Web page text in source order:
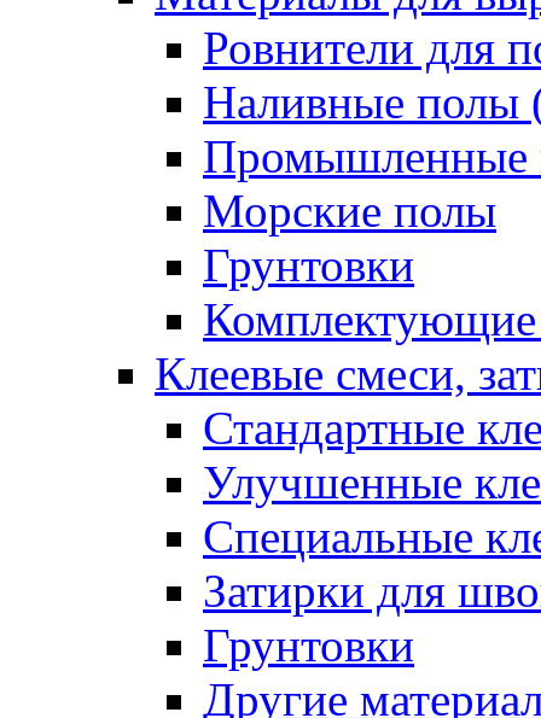
Ровнители для
Наливные полы
Промышленные
Морские полы
Грунтовки
Клеевые смеси,
Стандартные
Улучшенные
Специальные
Затирки для
Грунтовки
Другие